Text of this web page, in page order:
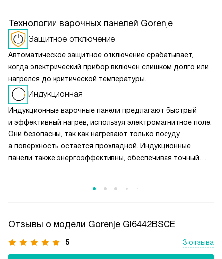
Технологии варочных панелей Gorenje
Защитное отключение
Автоматическое защитное отключение срабатывает,
когда электрический прибор включен слишком долго или
нагрелся до критической температуры.
Индукционная
Индукционные варочные панели предлагают быстрый
и эффективный нагрев, используя электромагнитное поле.
Они безопасны, так как нагревают только посуду,
а поверхность остается прохладной. Индукционные
панели также энергоэффективны, обеспечивая точный
Отзывы о модели Gorenje GI6442BSCE
5 3 отзыва